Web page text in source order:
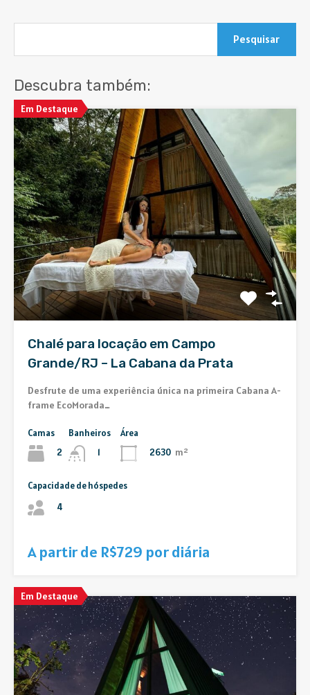
Pesquisar
por:
Descubra também:
Em Destaque
Chalé para locação em Campo
Grande/RJ – La Cabana da Prata
Desfrute de uma experiência única na primeira Cabana A-
frame EcoMorada…
Camas
2
Banheiros
1
Área
2630 m²
Capacidade de hóspedes
4
A partir de R$729 por diária
Em Destaque